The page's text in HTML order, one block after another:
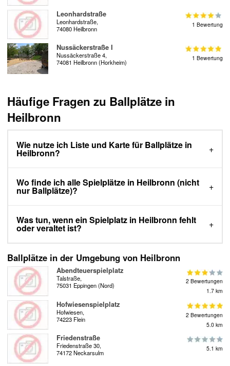
Leonhardstraße
Leonhardstraße,
74080 Heilbronn
1 Bewertung
Nussäckerstraße I
Nussäckerstraße 4,
74081 Heilbronn (Horkheim)
1 Bewertung
Häufige Fragen zu Ballplätze in
Heilbronn
Wie nutze ich Liste und Karte für Ballplätze in
Heilbronn?
Wo finde ich alle Spielplätze in Heilbronn (nicht
nur Ballplätze)?
Was tun, wenn ein Spielplatz in Heilbronn fehlt
oder veraltet ist?
Ballplätze in der Umgebung von Heilbronn
Abendteuerspielplatz
Talstraße,
75031 Eppingen (Nord)
2 Bewertungen
1.7 km
Hofwiesenspielplatz
Hofwiesen,
74223 Flein
2 Bewertungen
5.0 km
Friedenstraße
Friedenstraße 30,
74172 Neckarsulm
5.1 km